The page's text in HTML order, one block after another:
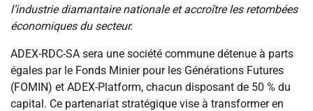
l’industrie diamantaire nationale et accroître les retombées
économiques du secteur.
ADEX-RDC-SA sera une société commune détenue à parts
égales par le Fonds Minier pour les Générations Futures
(FOMIN) et ADEX-Platform, chacun disposant de 50 % du
capital. Ce partenariat stratégique vise à transformer en